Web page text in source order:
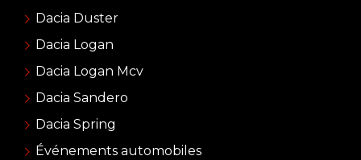
Dacia Duster
Dacia Logan
Dacia Logan Mcv
Dacia Sandero
Dacia Spring
Événements automobiles